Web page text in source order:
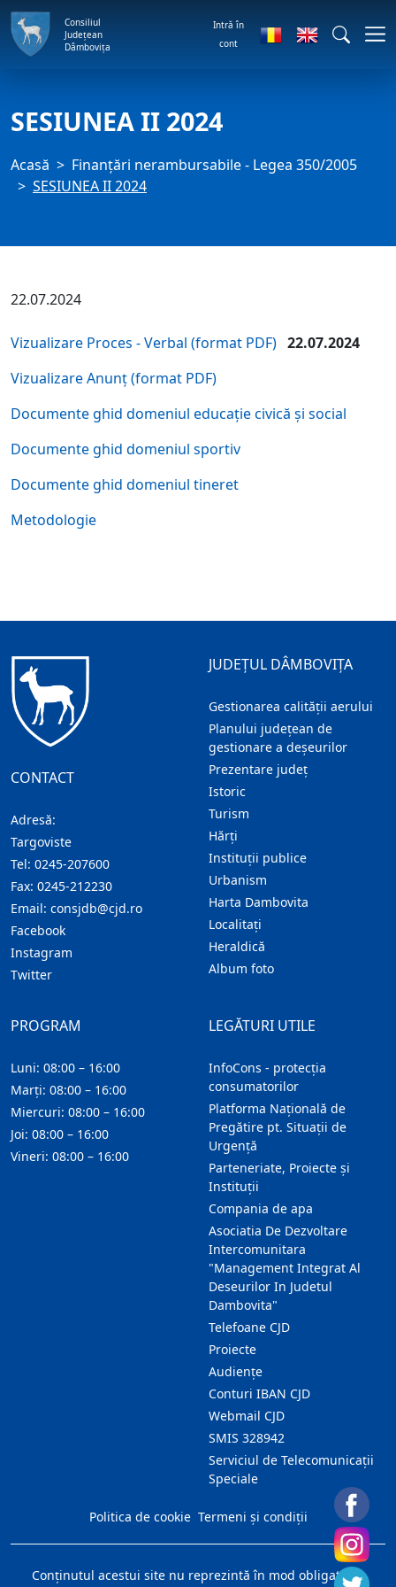
Consiliul
Județean
Dâmbovița
Intră în
cont
SESIUNEA II 2024
Acasă
Finanțări nerambursabile - Legea 350/2005
SESIUNEA II 2024
22.07.2024
Vizualizare Proces - Verbal (format PDF) 22.07.2024
Vizualizare Anunț (format PDF)
Documente ghid domeniul educație civică și social
Documente ghid domeniul sportiv
Documente ghid domeniul tineret
Metodologie
CONTACT
Adresă:
Targoviste
Tel: 0245-207600
Fax: 0245-212230
Email: consjdb@cjd.ro
Facebook
Instagram
Twitter
JUDEȚUL DÂMBOVIȚA
Gestionarea calității aerului
Planului județean de
gestionare a deșeurilor
Prezentare judeţ
Istoric
Turism
Hărţi
Instituţii publice
Urbanism
Harta Dambovita
Localitaţi
Heraldică
Album foto
LEGĂTURI UTILE
InfoCons - protecția
consumatorilor
Platforma Națională de
Pregătire pt. Situații de
Urgență
Parteneriate, Proiecte și
Instituții
Compania de apa
Asociatia De Dezvoltare
Intercomunitara
"Management Integrat Al
Deseurilor In Judetul
Dambovita"
Telefoane CJD
Proiecte
Audienţe
Conturi IBAN CJD
Webmail CJD
SMIS 328942
Serviciul de Telecomunicații
Speciale
PROGRAM
Luni: 08:00 – 16:00
Marți: 08:00 – 16:00
Miercuri: 08:00 – 16:00
Joi: 08:00 – 16:00
Vineri: 08:00 – 16:00
Politica de cookie Termeni și condiții
Conţinutul acestui site nu reprezintă în mod obligatoriu